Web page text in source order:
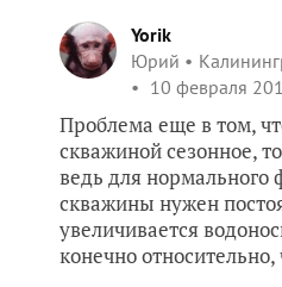
Yorik
Юрий
10 февраля
Проблема еще в том,
скважиной сезонное,
ведь для нормального
скважины нужен
увеличивается
конечно